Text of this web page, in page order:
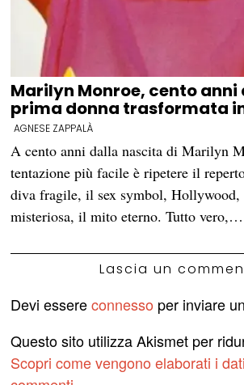
Marilyn Monroe, cento anni
prima donna trasformata
AGNESE ZAPPALÀ
A cento anni dalla nascita di Marilyn
tentazione più facile è ripetere il
diva fragile, il sex symbol, Hollywood,
misteriosa, il mito eterno. Tutto vero,…
Lascia un
Devi essereconnesso per inviare
Questo sito utilizza Akismet per
Scopri come vengono elaborati i